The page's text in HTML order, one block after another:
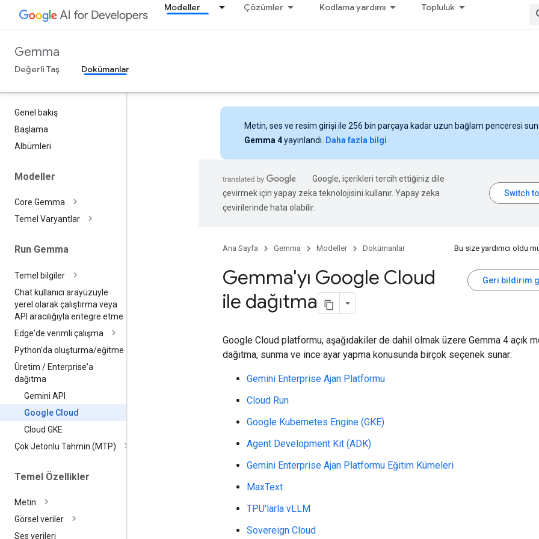
Modeller Çözümler Kodlama yardımı Topluluk
Gemma
Değerli Taş Dokümanlar
Genel bakış
Başlama
Albümleri
Modeller
Core Gemma
Temel Varyantlar
Run Gemma
Temel bilgiler
Chat kullanıcı arayüzüyle
yerel olarak çalıştırma veya
API aracılığıyla entegre etme
Edge'de verimli çalışma
Python'da oluşturma/eğitme
Üretim / Enterprise'a
dağıtma
Gemini API
Google Cloud
Cloud GKE
Çok Jetonlu Tahmin (MTP)
Temel Özellikler
Metin
Görsel veriler
Ses verileri
Metin, ses ve resim girişi ile 256 bin parçaya kadar uzun bağlam penceresi
Gemma 4yayınlandı. Daha fazla bilgi
Google, içerikleri tercih ettiğiniz dile
çevirmek için yapay zeka teknolojisini kullanır. Yapay zeka
çevirilerinde hata olabilir.
Ana Sayfa Gemma Modeller Dokümanlar Bu size yardımcı oldu
Geri bildirim
Gemma'yı Google Cloud
ile dağıtma
Google Cloud platformu, aşağıdakiler de dahil olmak üzere Gemma 4 açık
dağıtma, sunma ve ince ayar yapma konusunda birçok seçenek sunar:
Gemini Enterprise Ajan Platformu
Cloud Run
Google Kubernetes Engine (GKE)
Agent Development Kit (ADK)
Gemini Enterprise Ajan Platformu Eğitim Kümeleri
MaxText
TPU'larla vLLM
Sovereign Cloud